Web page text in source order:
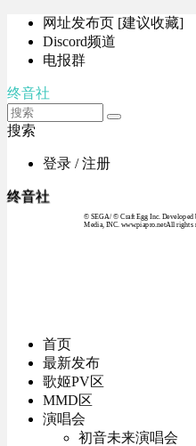
网址发布页 [建议收藏]
Discord频道
电报群
终音社
搜索
登录 / 注册
终音社
© SEGA / © Craft Egg Inc.
Media, INC. www.piapro.netAll rights
首页
最新发布
歌姬PV区
MMD区
演唱会
初音未来演唱会